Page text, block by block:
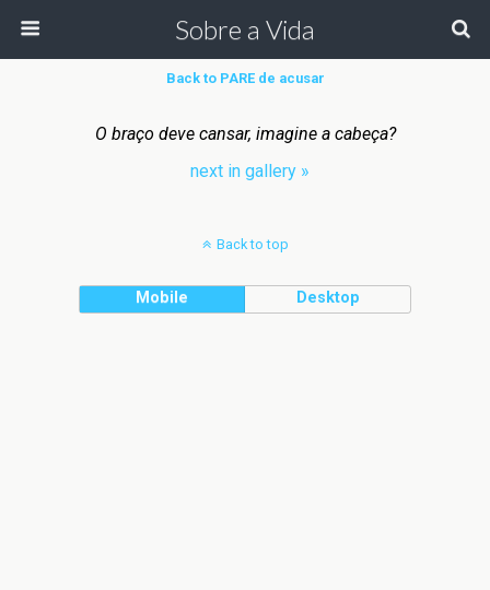
Sobre a Vida
Back to PARE de acusar
O braço deve cansar, imagine a cabeça?
next in gallery »
Back to top
Mobile Desktop